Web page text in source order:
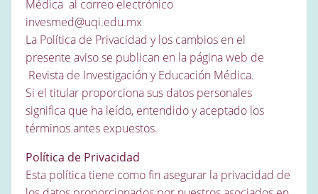
Médica al correo electrónico
invesmed@uqi.edu.mx
La Política de Privacidad y los cambios en el
presente aviso se publican en la página web de
Revista de Investigación y Educación Médica.
Si el titular proporciona sus datos personales
significa que ha leído, entendido y aceptado los
términos antes expuestos.
Política de Privacidad
Esta política tiene como fin asegurar la privacidad de